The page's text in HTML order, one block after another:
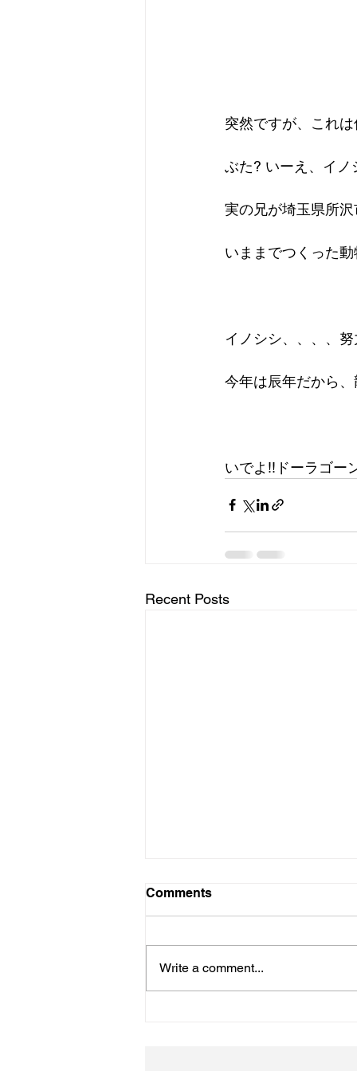
突然ですが、これ
ぶた? いーえ、イノ
実の兄が埼玉県所
いままでつくった
イノシシ、、、、
今年は辰年だから
いでよ!!ドーラゴー
Recent Posts
初詣
Comments
Write a comment...